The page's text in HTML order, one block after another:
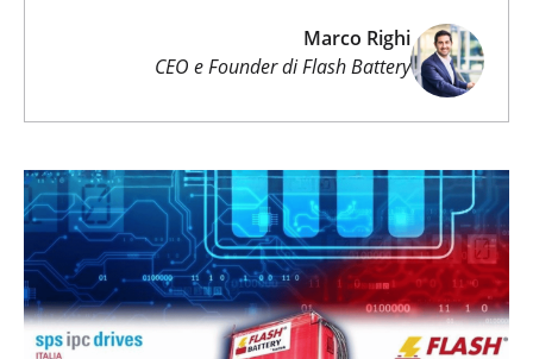
Marco Righi
CEO e Founder di Flash Battery